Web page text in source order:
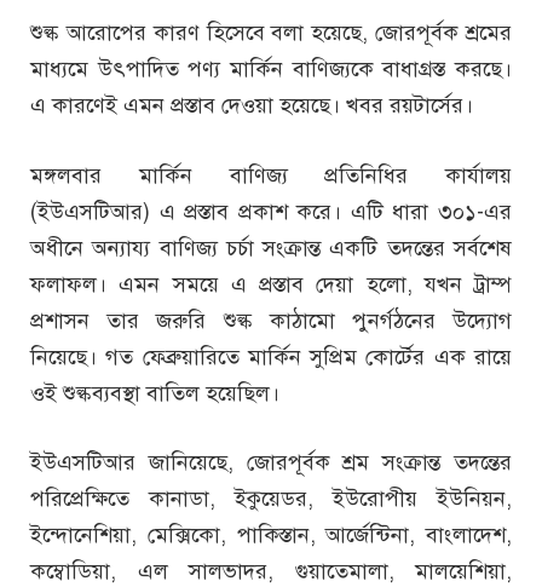
শুল্ক আরোপের কারণ হিসেবে বলা হয়েছে, জোরপূর্বক শ্রমের
মাধ্যমে উৎপাদিত পণ্য মার্কিন বাণিজ্যকে বাধাগ্রস্ত করছে।
এ কারণেই এমন প্রস্তাব দেওয়া হয়েছে। খবর রয়টার্সের।
মঙ্গলবার মার্কিন বাণিজ্য প্রতিনিধির কার্যালয়
(ইউএসটিআর) এ প্রস্তাব প্রকাশ করে। এটি ধারা ৩০১-এর
অধীনে অন্যায্য বাণিজ্য চর্চা সংক্রান্ত একটি তদন্তের সর্বশেষ
ফলাফল। এমন সময়ে এ প্রস্তাব দেয়া হলো, যখন ট্রাম্প
প্রশাসন তার জরুরি শুল্ক কাঠামো পুনর্গঠনের উদ্যোগ
নিয়েছে। গত ফেব্রুয়ারিতে মার্কিন সুপ্রিম কোর্টের এক রায়ে
ওই শুল্কব্যবস্থা বাতিল হয়েছিল।
ইউএসটিআর জানিয়েছে, জোরপূর্বক শ্রম সংক্রান্ত তদন্তের
পরিপ্রেক্ষিতে কানাডা, ইকুয়েডর, ইউরোপীয় ইউনিয়ন,
ইন্দোনেশিয়া, মেক্সিকো, পাকিস্তান, আর্জেন্টিনা, বাংলাদেশ,
কম্বোডিয়া, এল সালভাদর, গুয়াতেমালা, মালয়েশিয়া,